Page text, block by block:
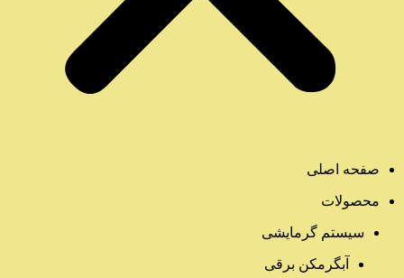
صفحه اصلی
محصولات
سیستم گرمایشی
آبگرمکن برقی